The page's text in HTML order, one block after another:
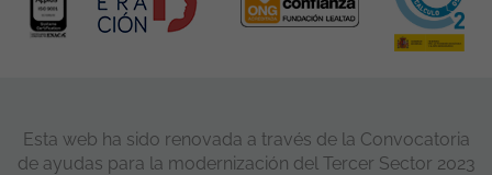
Esta web ha sido renovada a través de la Convocatoria
de ayudas para la modernización del Tercer Sector 2023